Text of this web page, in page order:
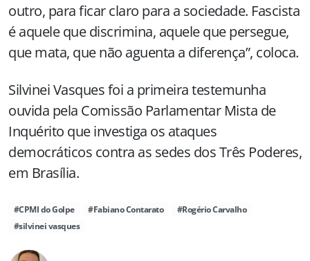
outro, para ficar claro para a sociedade. Fascista
é aquele que discrimina, aquele que persegue,
que mata, que não aguenta a diferença”, coloca.
Silvinei Vasques foi a primeira testemunha
ouvida pela Comissão Parlamentar Mista de
Inquérito que investiga os ataques
democráticos contra as sedes dos Três Poderes,
em Brasília.
#CPMI do Golpe #Fabiano Contarato
#Rogério Carvalho
#silvinei vasques